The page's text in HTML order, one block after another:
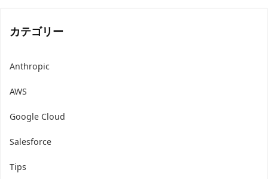
カテゴリー
Anthropic
AWS
Google Cloud
Salesforce
Tips